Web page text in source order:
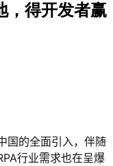
，得开发者赢
国的全面引入，伴随
行业需求也在呈爆